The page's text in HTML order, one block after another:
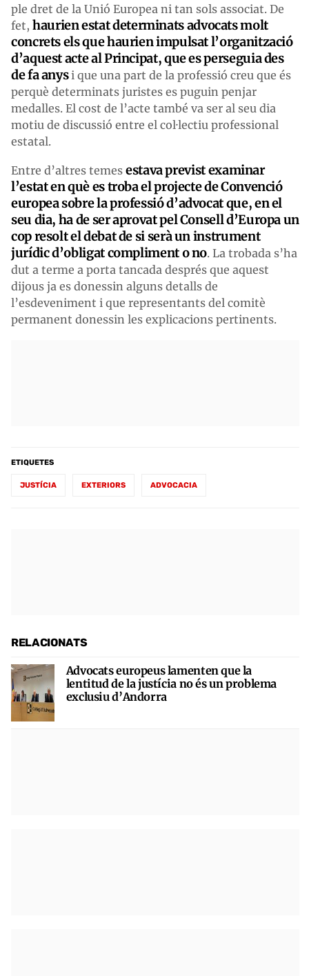
ple dret de la Unió Europea ni tan sols associat. De
fet, haurien estat determinats advocats molt
concrets els que haurien impulsat l’organització
d’aquest acte al Principat, que es perseguia des
de fa anysi que una part de la professió creu que és
perquè determinats juristes es puguin penjar
medalles. El cost de l’acte també va ser al seu dia
motiu de discussió entre el col·lectiu professional
estatal.
Entre d’altres temes estava previst examinar
l’estat en què es troba el projecte de Convenció
europea sobre la professió d’advocat que, en el
seu dia, ha de ser aprovat pel Consell d’Europa un
cop resolt el debat de si serà un instrument
jurídic d’obligat compliment o no. La trobada s’ha
dut a terme a porta tancada després que aquest
dijous ja es donessin alguns detalls de
l’esdeveniment i que representants del comitè
permanent donessin les explicacions pertinents.
ETIQUETES
JUSTÍCIA EXTERIORS ADVOCACIA
RELACIONATS
Advocats europeus lamenten que la
lentitud de la justícia no és un problema
exclusiu d’Andorra